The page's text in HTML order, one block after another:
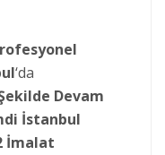
‘da
Devam
İstanbul
İmalat